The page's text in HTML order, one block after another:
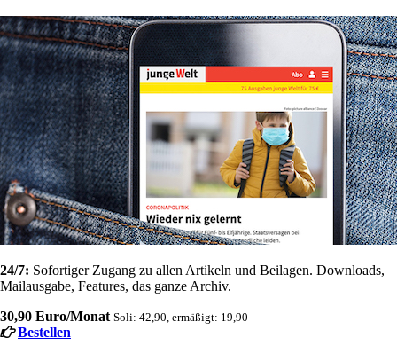
24/7: Sofortiger Zugang zu allen Artikeln und Beilagen. Downloads,
Mailausgabe, Features, das ganze Archiv.
30,90 Euro/Monat Soli: 42,90, ermäßigt: 19,90
Bestellen